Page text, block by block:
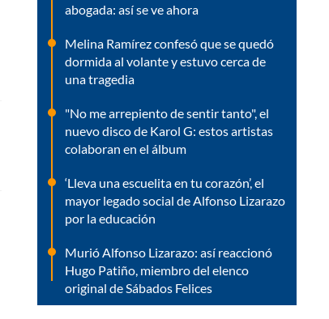
abogada: así se ve ahora
Melina Ramírez confesó que se quedó
dormida al volante y estuvo cerca de
una tragedia
"No me arrepiento de sentir tanto", el
nuevo disco de Karol G: estos artistas
colaboran en el álbum
‘Lleva una escuelita en tu corazón’, el
mayor legado social de Alfonso Lizarazo
por la educación
Murió Alfonso Lizarazo: así reaccionó
Hugo Patiño, miembro del elenco
original de Sábados Felices